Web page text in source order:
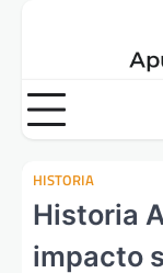
HISTORIA
Historia
impacto